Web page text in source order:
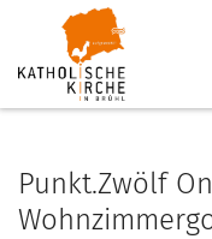
Punkt.Zwölf